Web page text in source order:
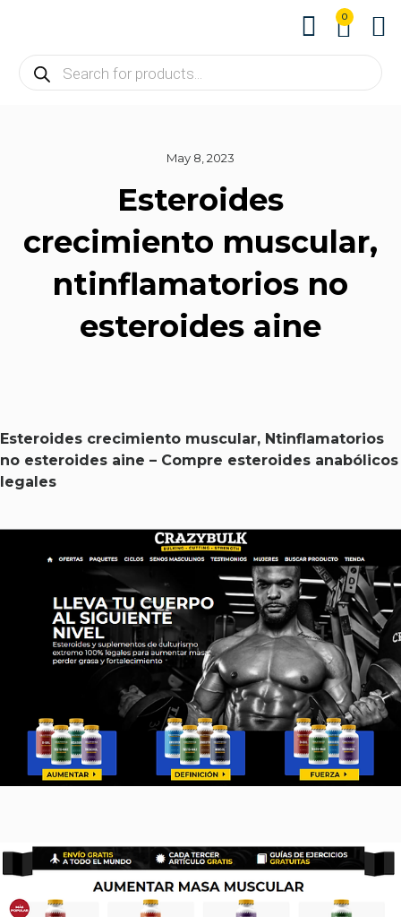
0
May 8, 2023
Esteroides
crecimiento muscular,
ntinflamatorios no
esteroides aine
Esteroides crecimiento muscular, Ntinflamatorios
no esteroides aine – Compre esteroides anabólicos
legales